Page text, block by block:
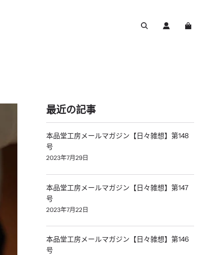
最近の記事
本品堂工房メールマガジン【日々雑想】第148
号
2023年7月29日
本品堂工房メールマガジン【日々雑想】第147
号
2023年7月22日
本品堂工房メールマガジン【日々雑想】第146
号